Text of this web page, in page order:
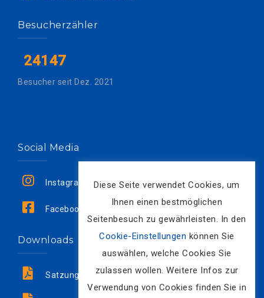
Besucherzähler
24147
Besucher seit Dez. 2021
Social Media
Instagram
Facebook
Downloads
Satzung
Diese Seite verwendet Cookies, um
Ihnen einen bestmöglichen
Seitenbesuch zu gewährleisten. In den
Cookie-Einstellungen können Sie
auswählen, welche Cookies Sie
zulassen wollen. Weitere Infos zur
Verwendung von Cookies finden Sie in